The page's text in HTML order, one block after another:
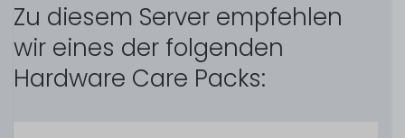
Zu diesem Server empfehlen
wir eines der folgenden
Hardware Care Packs: